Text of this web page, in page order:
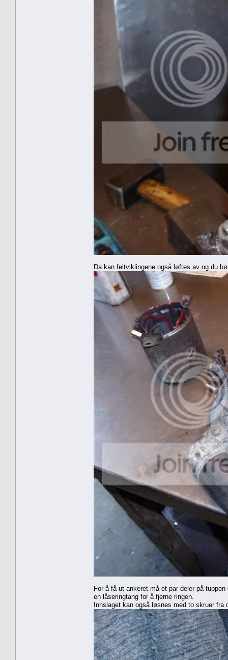
Da kan feltviklingene også løftes av og du
For å få ut ankeret må et par deler på
en låseringtang for å fjerne ringen.
Innslaget kan også løsnes med to skruer fra